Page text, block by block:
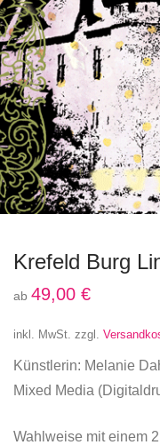
Krefeld Burg
ab 49,00 €
inkl. MwSt. zzgl.
Künstlerin: Melanie
Mixed Media
Wahlweise mit einem